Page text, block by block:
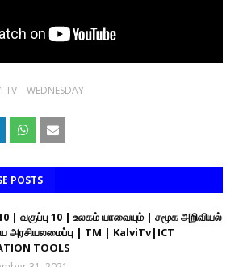
TV WEDNESDAY
POSTS
| வகுப்பு 10 | உலகம் யாவையும் | சமூக அறிவியல்
அரசியலமைப்பு | TM | KalviTv|ICT
TOOLS